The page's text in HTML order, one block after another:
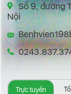
Số 9, đường
Nội
Trực tuyến